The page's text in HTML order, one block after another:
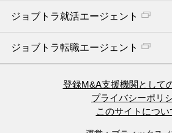
ジョブトラ就活エージェント
ジョブトラ転職エージェント
登録M&A支援機関として
プライバシーポリ
このサイトについ